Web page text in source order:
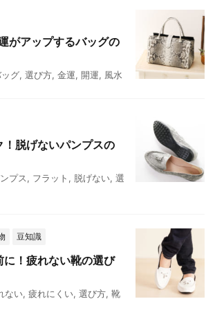
がアップするバッグの
ッグ, 選び方, 金運, 開運, 風水
脱げないパンプスの
プス, フラット , 脱げない, 選
豆知識
！疲れない靴の選び
ない, 疲れにくい, 選び方, 靴